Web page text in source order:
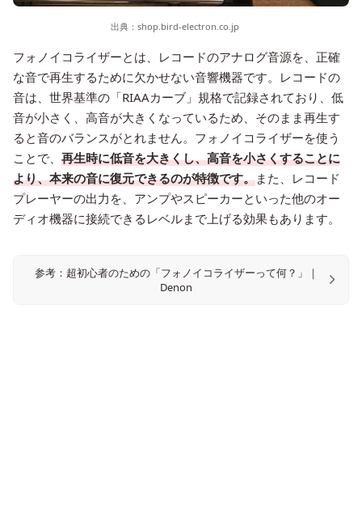
出典： shop.bird-electron.co.jp
フォノイコライザーとは、レコードのアナログ音源を、正確
な音で再生するために欠かせない音響機器です。レコードの
音は、世界基準の「RIAAカーブ」規格で記録されており、低
音が小さく、高音が大きくなっているため、そのまま再生す
ると音のバランスがとれません。フォノイコライザーを使う
ことで、 再生時に低音を大きくし、高音を小さくすることに
より、本来の音に復元できるのが特徴です。また、レコード
プレーヤーの出力を、アンプやスピーカーといった他のオー
ディオ機器に接続できるレベルまで上げる効果もあります。
参考：超初心者のための「フォノイコライザーって何？」｜
Denon